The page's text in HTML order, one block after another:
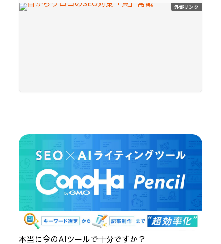
外部リンク
本当に今のAIツールで十分ですか？